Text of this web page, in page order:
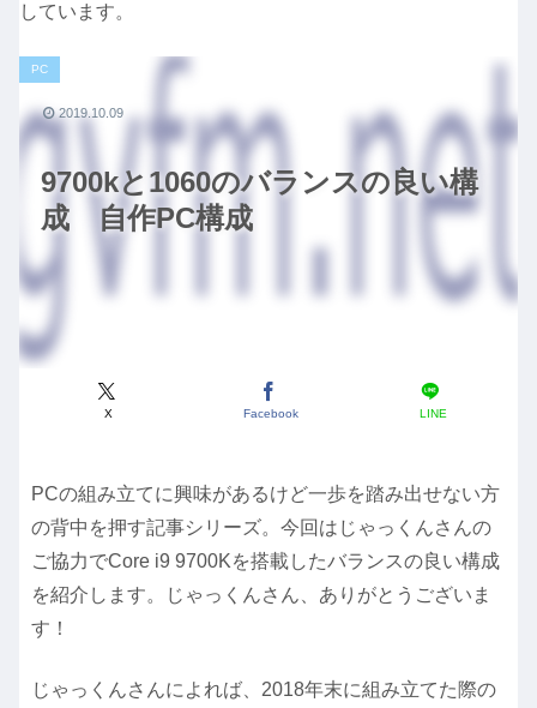
しています。
9700kと1060のバランスの良い構
成 自作PC構成
PC
X Facebook LINE
2019.10.09
PCの組み立てに興味があるけど一歩を踏み出せない方
の背中を押す記事シリーズ。今回はじゃっくんさんの
ご協力でCore i9 9700Kを搭載したバランスの良い構成
を紹介します。じゃっくんさん、ありがとうございま
す！
じゃっくんさんによれば、2018年末に組み立てた際の